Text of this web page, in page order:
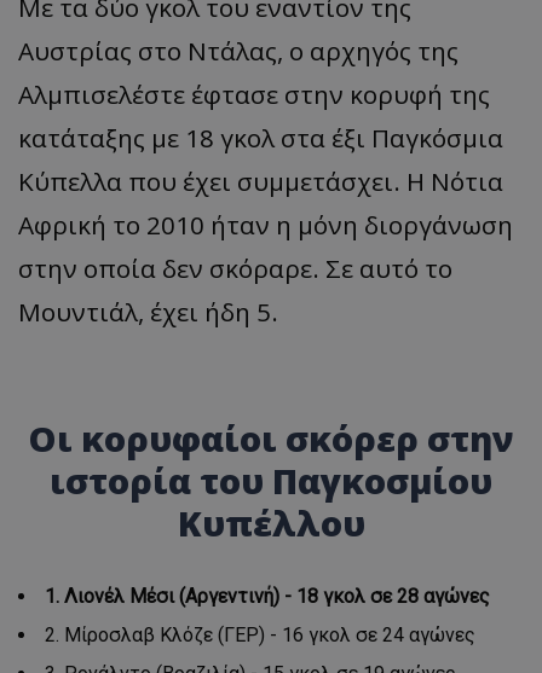
Με τα δύο γκολ του εναντίον της
Αυστρίας στο Ντάλας, ο αρχηγός της
Αλμπισελέστε έφτασε στην κορυφή της
κατάταξης με 18 γκολ στα έξι Παγκόσμια
Κύπελλα που έχει συμμετάσχει. Η Νότια
Αφρική το 2010 ήταν η μόνη διοργάνωση
στην οποία δεν σκόραρε. Σε αυτό το
Μουντιάλ, έχει ήδη 5.
Οι κορυφαίοι σκόρερ στην
ιστορία του Παγκοσμίου
Κυπέλλου
1. Λιονέλ Μέσι (Αργεντινή) - 18 γκολ σε 28 αγώνες
2. Μίροσλαβ Κλόζε (ΓΕΡ) - 16 γκολ σε 24 αγώνες